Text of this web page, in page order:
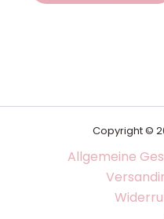
Copyright ©
Allgemeine